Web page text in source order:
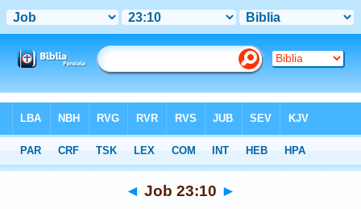
>Job> Capítulo 23 > Verso 10
◄ Job 23:10 ►